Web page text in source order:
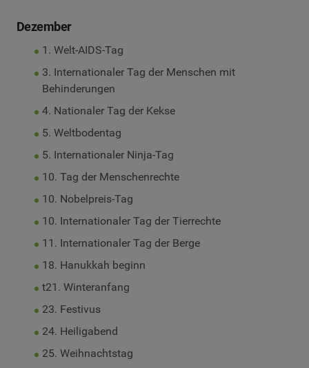
Dezember
1. Welt-AIDS-Tag
3. Internationaler Tag der Menschen mit
Behinderungen
4. Nationaler Tag der Kekse
5. Weltbodentag
5. Internationaler Ninja-Tag
10. Tag der Menschenrechte
10. Nobelpreis-Tag
10. Internationaler Tag der Tierrechte
11. Internationaler Tag der Berge
18. Hanukkah beginn
t21. Winteranfang
23. Festivus
24. Heiligabend
25. Weihnachtstag